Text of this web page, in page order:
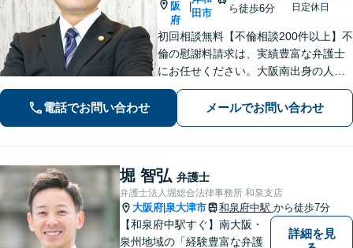
阪
府
田市
ら徒歩6分
日定休日
初回相談無料【不倫相談200件以上】不
倫の慰謝料請求は、実績豊富な弁護士
にお任せください。大阪南出身の人情
派弁護士が対応【交通事故も強い】交
通事故に遭われてお困りの方はお気軽
にお電話ください【当日／夜間／休日
電話でお問い合わせ メールでお問い合わせ
堀 智弘 弁護士
弁護士法人堀総合法律事務所 和泉支店
大阪府 泉大津市 和泉府中駅 から徒歩7分
【和泉府中駅すぐ】南大阪・
泉州地域の「経験豊富な弁護
詳細を見